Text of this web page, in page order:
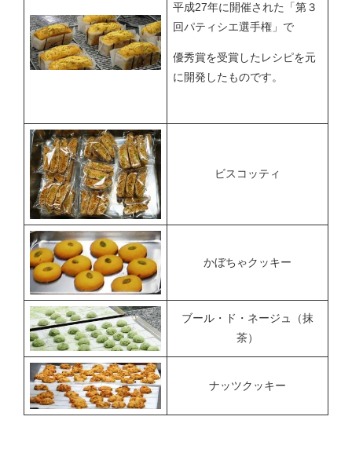
平成27年に開催された「第３
回パティシエ選手権」で
優秀賞を受賞したレシピを元
に開発したものです。
ビスコッティ
かぼちゃクッキー
ブール・ド・ネージュ（抹
茶）
ナッツクッキー